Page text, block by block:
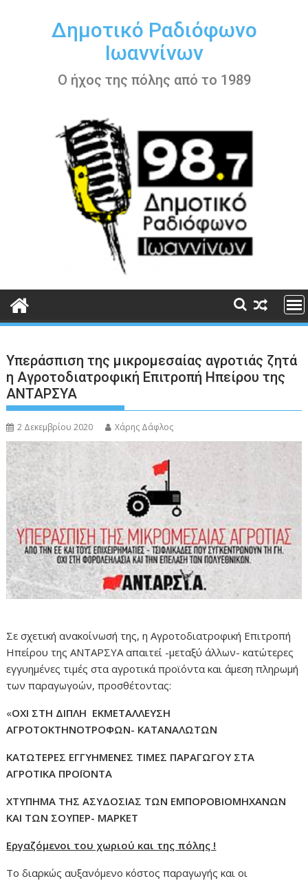
περιεχόμενοΔημοτικό Ραδιόφωνο
Ιωαννίνων
Ο ήχος της πόλης από το 1989
Υπεράσπιση της μικρομεσαίας αγροτιάς ζητά
η Αγροτοδιατροφική Επιτροπή Ηπείρου της
ΑΝΤΑΡΣΥΑ
2 Δεκεμβρίου 2020 Χάρης Δάφλος
Σε σχετική ανακοίνωσή της, η Αγροτοδιατροφική Επιτροπή
Ηπείρου της ΑΝΤΑΡΣΥΑ απαιτεί -μεταξύ άλλων- κατώτερες
εγγυημένες τιμές στα αγροτικά προϊόντα και άμεση πληρωμή
των παραγωγοών, προσθέτοντας:
«ΟΧΙ ΣΤΗ ΔΙΠΛΗ ΕΚΜΕΤΑΛΛΕΥΣΗ
ΑΓΡΟΤΟΚΤΗΝΟΤΡΟΦΩΝ- ΚΑΤΑΝΑΛΩΤΩΝ
ΚΑΤΩΤΕΡΕΣ ΕΓΓΥΗΜΕΝΕΣ ΤΙΜΕΣ ΠΑΡΑΓΩΓΟΥ ΣΤΑ
ΑΓΡΟΤΙΚΑ ΠΡΟΪΟΝΤΑ
ΧΤΥΠΗΜΑ ΤΗΣ ΑΣΥΔΟΣΙΑΣ ΤΩΝ ΕΜΠΟΡΟΒΙΟΜΗΧΑΝΩΝ
ΚΑΙ ΤΩΝ ΣΟΥΠΕΡ- ΜΑΡΚΕΤ
Εργαζόμενοι του χωριού και της πόλης !
Το διαρκώς αυξανόμενο κόστος παραγωγής και οι